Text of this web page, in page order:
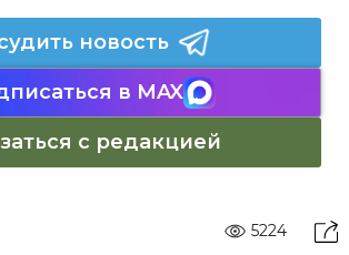
новость
в MAX
с редакцией
5224